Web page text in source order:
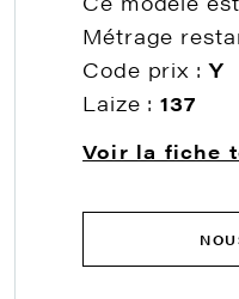
Métrage
Code prix :Y
Laize :137
Voir la fiche